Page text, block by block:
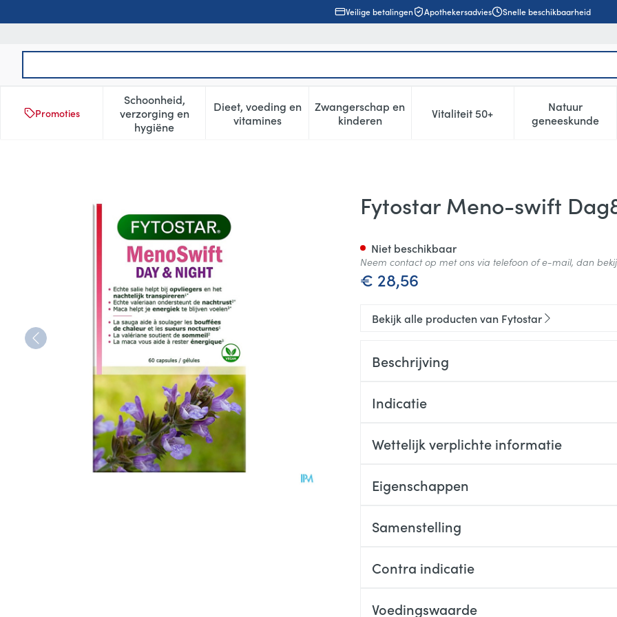
Veilige betalingen Apothekersadvies Snelle beschikbaarheid
Promoties
Schoonheid,
verzorging en
hygiëne
Toon submenu voor Schoonheid, verzorging en hygiëne categorie
Dieet, voeding en
vitaminesToon submenu voor Dieet, voeding en vitamines categorie
Zwangerschap en
kinderenToon submenu voor Zwangerschap en kinderen
Vitaliteit 50+Toon submenu voor Vitaliteit
Natuur
geneeskunde
Toon
Fytostar Meno-swift Dag&nacht Caps 60Fytostar Meno-swift
€ 28,56
Niet beschikbaar
Neem contact op met ons via telefoon of e-mail, dan
Bekijk alle producten van Fytostar
Beschrijving
Indicatie
Wettelijk verplichte informatie
Eigenschappen
Samenstelling
Contra indicatie
Voedingswaarde